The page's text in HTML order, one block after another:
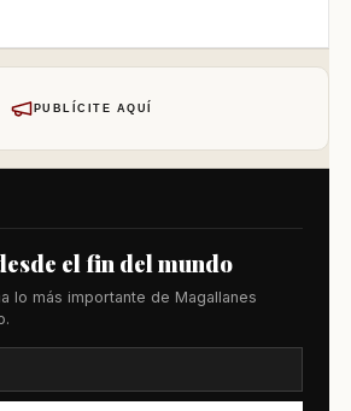
PUBLÍCITE AQUÍ
el fin del mundo
lo más importante de Magallanes